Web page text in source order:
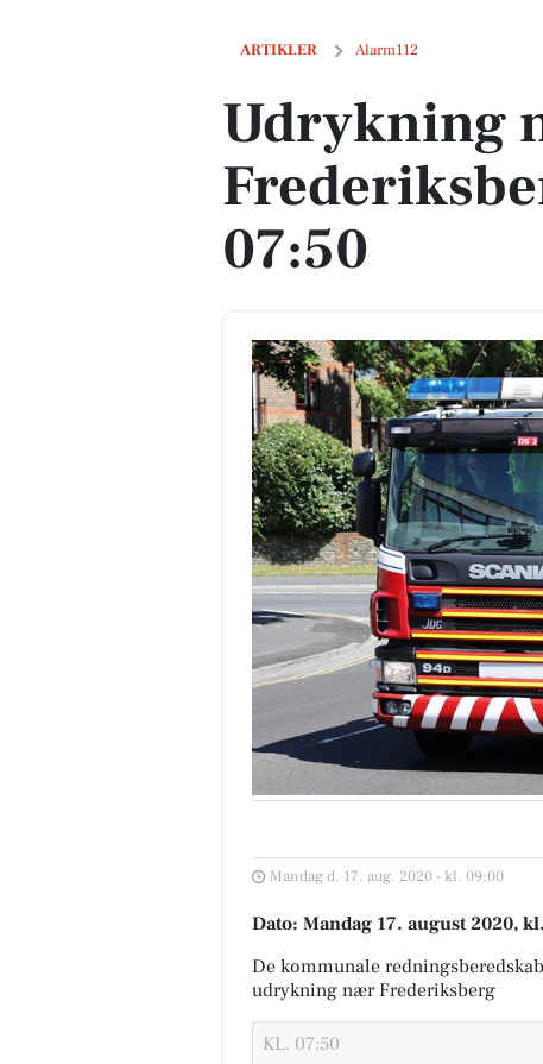
ARTIKLER Alarm112
Udrykning nær Frederiksberg, mandag,
Udrykning
07:50
Mandag d. 17. aug. 2020 - kl. 09:00
Dato: Mandag 17. august 2020,
De kommunale
udrykning nær Frederiksberg
KL. 07:50